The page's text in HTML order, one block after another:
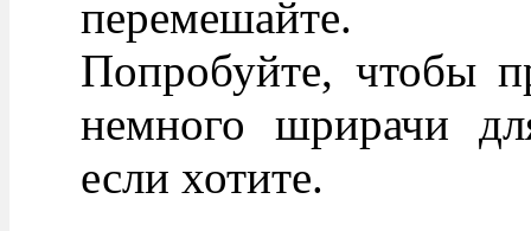
перемешайте.
Попробуйте, чтобы
немного шрирачи
если хотите.